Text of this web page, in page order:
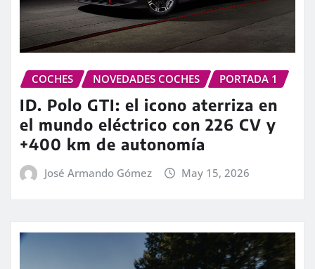
COCHES NOVEDADES COCHES PORTADA 1
ID. Polo GTI: el icono aterriza en
el mundo eléctrico con 226 CV y
+400 km de autonomía
José Armando Gómez May 15, 2026